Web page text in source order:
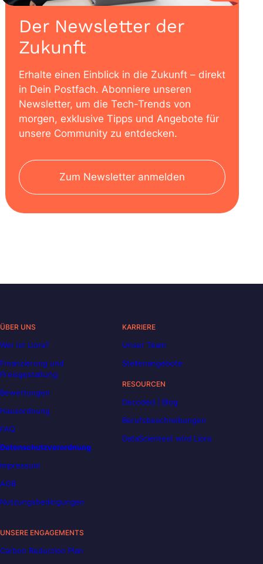
Der Newsletter der
Zukunft
Erhalte einen Einblick in die Zukunft – direkt
in Dein Postfach. Abonniere unseren
Newsletter, um die Tech-Trends von
morgen, exklusive Tipps und Angebote für
unsere Community zu entdecken.
Zum Newsletter anmelden
ÜBER UNS
Wer ist Liora?
Finanzierung und
Preisgestaltung
Bewertungen
Hausordnung
FAQ
Datenschutzverordnung
Impressum
AGB
Nutzungsbedingungen
KARRIERE
Unser Team
Stellenangebote
RESOURCEN
Decoded | Blog
Berufsbeschreibungen
DataScientest wird Liora
UNSERE ENGAGEMENTS
Carbon Reduction Plan